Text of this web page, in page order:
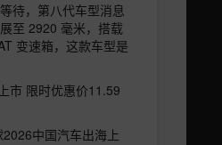
待，第八代车型消息
至 2920 毫米，搭载
变速箱，这款车型是
市 限时优惠价11.59
中国汽车出海上